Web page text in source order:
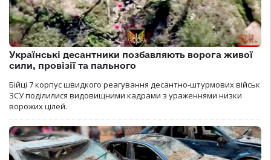
Українські десантники позбавляють ворога живої
сили, провізії та пального
Бійці 7 корпус швидкого реагування десантно-штурмових військ
ЗСУ поділилися видовищними кадрами з ураженнями низки
ворожих цілей.